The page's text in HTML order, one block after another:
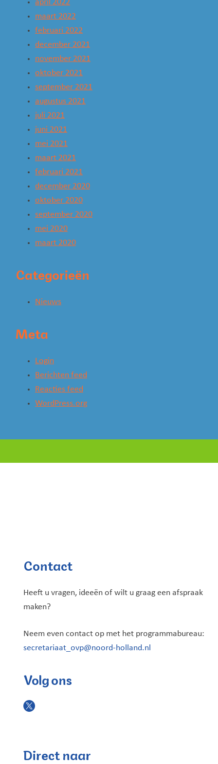
april 2022
maart 2022
februari 2022
december 2021
november 2021
oktober 2021
september 2021
augustus 2021
juli 2021
juni 2021
mei 2021
maart 2021
februari 2021
december 2020
oktober 2020
september 2020
mei 2020
maart 2020
Categorieën
Nieuws
Meta
Login
Berichten feed
Reacties feed
WordPress.org
Contact
Heeft u vragen, ideeën of wilt u graag een afspraak
maken?
Neem even contact op met het programmabureau:
secretariaat_ovp@noord-holland.nl
Volg ons
Direct naar